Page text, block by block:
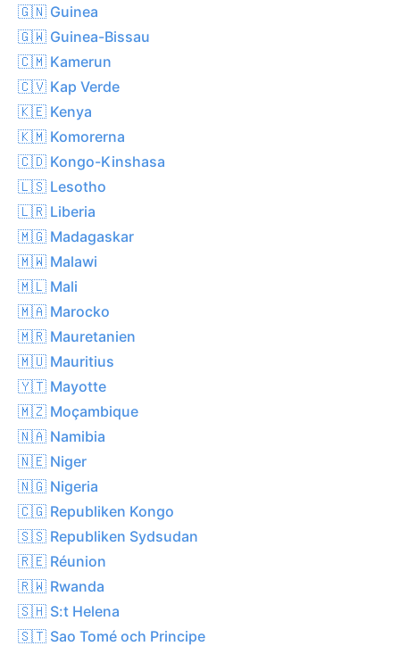
🇬🇳 Guinea
🇬🇼 Guinea-Bissau
🇨🇲 Kamerun
🇨🇻 Kap Verde
🇰🇪 Kenya
🇰🇲 Komorerna
🇨🇩 Kongo-Kinshasa
🇱🇸 Lesotho
🇱🇷 Liberia
🇲🇬 Madagaskar
🇲🇼 Malawi
🇲🇱 Mali
🇲🇦 Marocko
🇲🇷 Mauretanien
🇲🇺 Mauritius
🇾🇹 Mayotte
🇲🇿 Moçambique
🇳🇦 Namibia
🇳🇪 Niger
🇳🇬 Nigeria
🇨🇬 Republiken Kongo
🇸🇸 Republiken Sydsudan
🇷🇪 Réunion
🇷🇼 Rwanda
🇸🇭 S:t Helena
🇸🇹 Sao Tomé och Principe